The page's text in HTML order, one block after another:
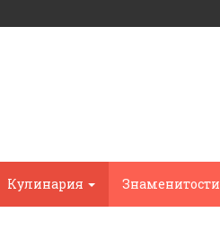
Кулинария Знаменитости